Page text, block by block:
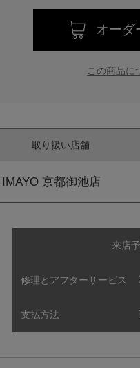
オーダ
この商品に
取り扱い店舗
IMAYO 京都御池店
来店
修理とアフターサービス
支払方法